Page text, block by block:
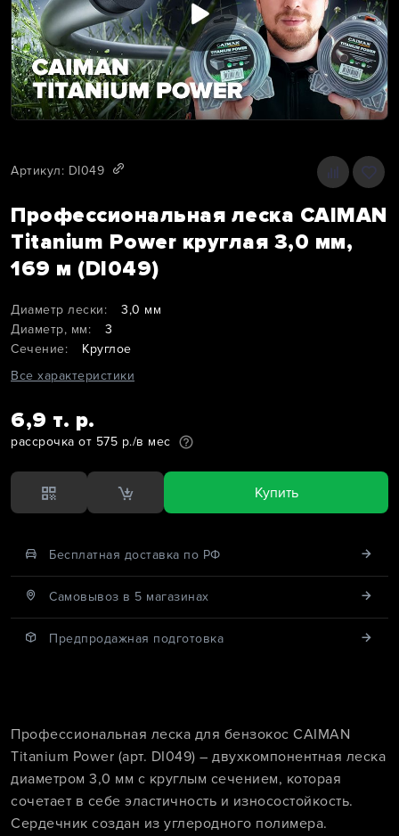
Артикул: DI049
Профессиональная леска CAIMAN
Titanium Power круглая 3,0 мм,
169 м (DI049)
Диаметр лески:
3,0 мм
Диаметр, мм:
3
Сечение:
Круглое
Все характеристики
6,9 т. р.
рассрочка от 575 р./в мес
Купить
Бесплатная доставка по РФ
Cамовывоз в 5 магазинах
Предпродажная подготовка
Профессиональная леска для бензокос CAIMAN
Titanium Power (арт. DI049) – двухкомпонентная леска
диаметром 3,0 мм с круглым сечением, которая
сочетает в себе эластичность и износостойкость.
Сердечник создан из углеродного полимера.